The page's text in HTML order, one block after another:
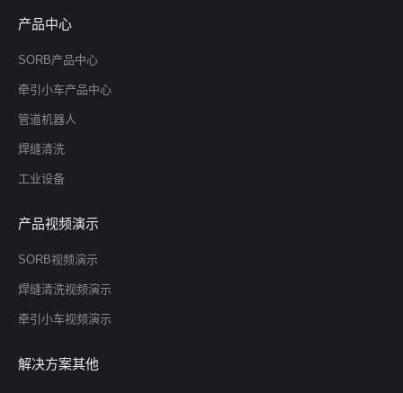
产品中心
SORB产品中心
牵引小车产品中心
管道机器人
焊缝清洗
工业设备
产品视频演示
SORB视频演示
焊缝清洗视频演示
牵引小车视频演示
解决方案其他